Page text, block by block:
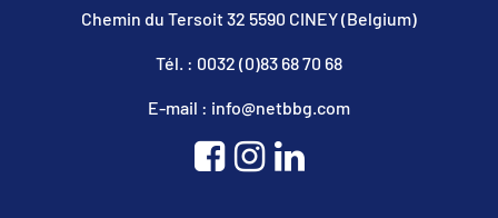
Chemin du Tersoit 32 5590 CINEY (Belgium)
Tél. : 0032 (0)83 68 70 68
E-mail : info@netbbg.com